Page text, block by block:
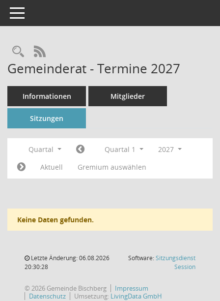
Toggle navigation
Rechercheauswahl
RSS-Feed
Gemeinderat - Termine 2027
Informationen Mitglieder
Sitzungen
Quartal Quartal 1
2027
Aktuell
Gremium auswählen
Keine Daten gefunden.
Letzte Änderung: 06.08.2026
20:30:28
Software:Sitzungsdienst
Session(Wird in
© 2026 Gemeinde Bischberg
Impressum
Datenschutz
Umsetzung: LivingData GmbH